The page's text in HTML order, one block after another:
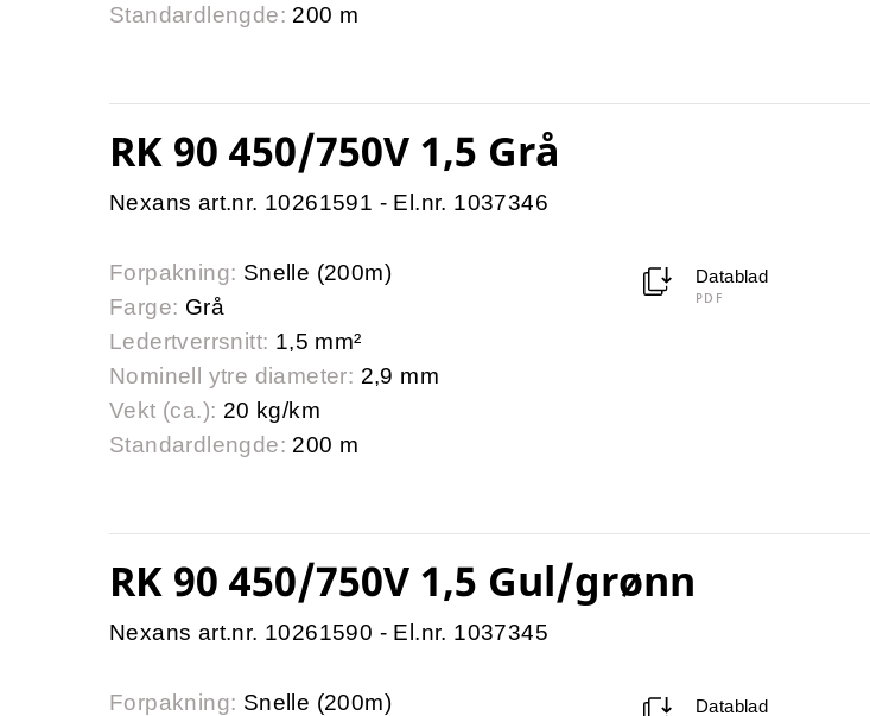
Standardlengde: 200 m
RK 90 450/750V 1,5 Grå
Nexans art.nr. 10261591 - El.nr. 1037346
Forpakning: Snelle (200m)
Farge: Grå
Ledertverrsnitt: 1,5 mm²
Nominell ytre diameter: 2,9 mm
Vekt (ca.): 20 kg/km
Standardlengde: 200 m
Datablad
PDF
RK 90 450/750V 1,5 Gul/grønn
Nexans art.nr. 10261590 - El.nr. 1037345
Forpakning: Snelle (200m)
Datablad